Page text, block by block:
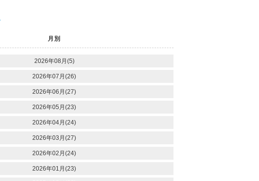
月別
2026年08月(5)
2026年07月(26)
2026年06月(27)
2026年05月(23)
2026年04月(24)
2026年03月(27)
2026年02月(24)
2026年01月(23)